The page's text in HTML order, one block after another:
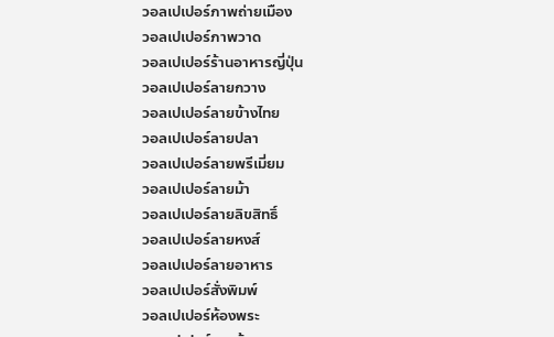
วอลเปเปอร์ภาพถ่ายเมือง
วอลเปเปอร์ภาพวาด
วอลเปเปอร์ร้านอาหารญี่ปุ่น
วอลเปเปอร์ลายกวาง
วอลเปเปอร์ลายข้างไทย
วอลเปเปอร์ลายปลา
วอลเปเปอร์ลายพรีเมี่ยม
วอลเปเปอร์ลายม้า
วอลเปเปอร์ลายลิขสิทธิ์
วอลเปเปอร์ลายหงส์
วอลเปเปอร์ลายอาหาร
วอลเปเปอร์สั่งพิมพ์
วอลเปเปอร์ห้องพระ